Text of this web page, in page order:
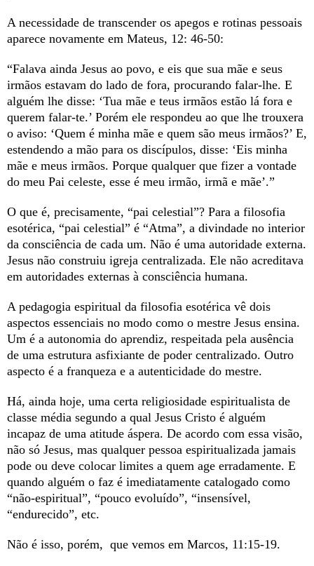
A necessidade de transcender os apegos e rotinas pessoais
aparece novamente em Mateus, 12: 46-50:
“Falava ainda Jesus ao povo, e eis que sua mãe e seus
irmãos estavam do lado de fora, procurando falar-lhe. E
alguém lhe disse: ‘Tua mãe e teus irmãos estão lá fora e
querem falar-te.’ Porém ele respondeu ao que lhe trouxera
o aviso: ‘Quem é minha mãe e quem são meus irmãos?’ E,
estendendo a mão para os discípulos, disse: ‘Eis minha
mãe e meus irmãos. Porque qualquer que fizer a vontade
do meu Pai celeste, esse é meu irmão, irmã e mãe’.”
O que é, precisamente, “pai celestial”? Para a filosofia
esotérica, “pai celestial” é “Atma”, a divindade no interior
da consciência de cada um. Não é uma autoridade externa.
Jesus não construiu igreja centralizada. Ele não acreditava
em autoridades externas à consciência humana.
A pedagogia espiritual da filosofia esotérica vê dois
aspectos essenciais no modo como o mestre Jesus ensina.
Um é a autonomia do aprendiz, respeitada pela ausência
de uma estrutura asfixiante de poder centralizado. Outro
aspecto é a franqueza e a autenticidade do mestre.
Há, ainda hoje, uma certa religiosidade espiritualista de
classe média segundo a qual Jesus Cristo é alguém
incapaz de uma atitude áspera. De acordo com essa visão,
não só Jesus, mas qualquer pessoa espiritualizada jamais
pode ou deve colocar limites a quem age erradamente. E
quando alguém o faz é imediatamente catalogado como
“não-espiritual”, “pouco evoluído”, “insensível,
“endurecido”, etc.
Não é isso, porém, que vemos em Marcos, 11:15-19.